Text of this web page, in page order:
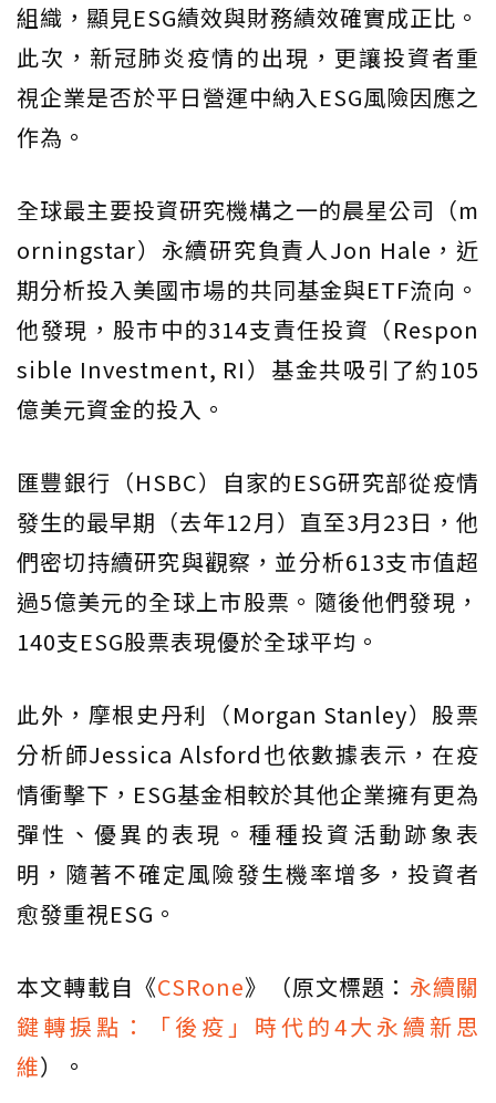
組織，顯見ESG績效與財務績效確實成正比。
此次，新冠肺炎疫情的出現，更讓投資者重
視企業是否於平日營運中納入ESG風險因應之
作為。
全球最主要投資研究機構之一的晨星公司（m
orningstar）永續研究負責人Jon Hale，近
期分析投入美國市場的共同基金與ETF流向。
他發現，股市中的314支責任投資（Respon
sible Investment, RI）基金共吸引了約105
億美元資金的投入。
匯豐銀行（HSBC）自家的ESG研究部從疫情
發生的最早期（去年12月）直至3月23日，他
們密切持續研究與觀察，並分析613支市值超
過5億美元的全球上市股票。隨後他們發現，
140支ESG股票表現優於全球平均。
此外，摩根史丹利（Morgan Stanley）股票
分析師Jessica Alsford也依數據表示，在疫
情衝擊下，ESG基金相較於其他企業擁有更為
彈性、優異的表現。種種投資活動跡象表
明，隨著不確定風險發生機率增多，投資者
愈發重視ESG。
本文轉載自《CSRone》（原文標題： 永續關
鍵轉捩點：「後疫」時代的4大永續新思
維）。